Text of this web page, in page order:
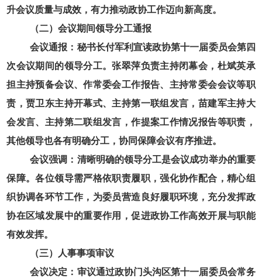
升会议质量与成效，有力推动政协工作迈向新高度。
（二）会议期间领导分工通报
会议通报：秘书长付军利宣读政协第十一届委员会第四
次会议期间的领导分工。张翠萍负责主持闭幕会，杜斌英承
担主持预备会议、作常委会工作报告、主持常委会会议等职
责，贾卫东主持开幕式、主持第一联组发言，苗建军主持大
会发言、主持第二联组发言，作提案工作情况报告等职责，
其他领导也各有明确分工，协同保障会议有序推进。
会议强调：清晰明确的领导分工是会议成功举办的重要
保障。各位领导需严格依职责履职，强化协作配合，精心组
织协调各环节工作，为委员营造良好履职环境，充分发挥政
协在区域发展中的重要作用，促进政协工作高效开展与职能
有效发挥。
（三）人事事项审议
会议决定：审议通过政协门头沟区第十一届委员会常务